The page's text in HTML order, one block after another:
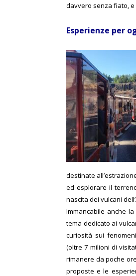
davvero senza fiato,
Esperienze per
destinate
ed esplorare il
nascita dei vulcani
Immancabile anche
tema dedicato ai
curiosità sui
(oltre 7 milioni di
rimanere da poche
proposte e le